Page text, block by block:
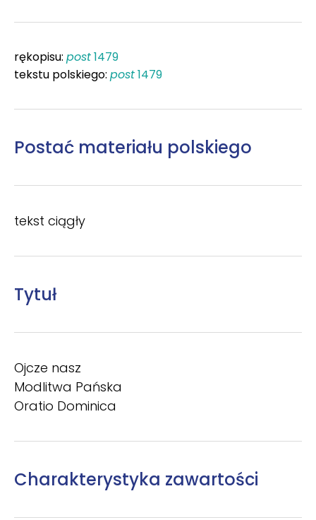
rękopisu: post1479
tekstu polskiego: post1479
Postać materiału polskiego
tekst ciągły
Tytuł
Ojcze nasz
Modlitwa Pańska
Oratio Dominica
Charakterystyka zawartości